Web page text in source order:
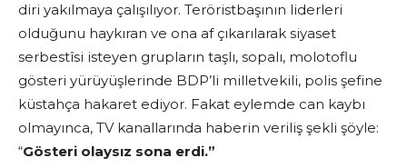
diri yakılmaya çalışılıyor. Teröristbaşının liderleri
olduğunu haykıran ve ona af çıkarılarak siyaset
serbestîsi isteyen grupların taşlı, sopalı, molotoflu
gösteri yürüyüşlerinde BDP’li milletvekili, polis şefine
küstahça hakaret ediyor. Fakat eylemde can kaybı
olmayınca, TV kanallarında haberin veriliş şekli şöyle:
“Gösteri olaysız sona erdi.”